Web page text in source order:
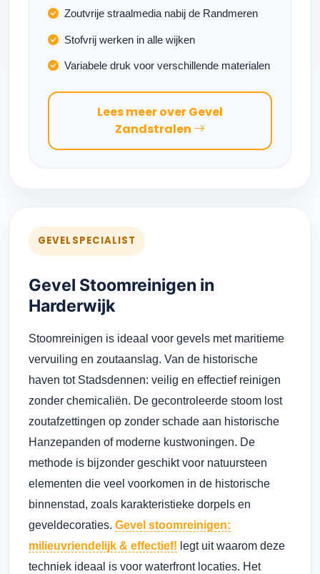
Zoutvrije straalmedia nabij de Randmeren
Stofvrij werken in alle wijken
Variabele druk voor verschillende materialen
Lees meer over Gevel
Zandstralen
GEVELSPECIALIST
Gevel Stoomreinigen in
Harderwijk
Stoomreinigen is ideaal voor gevels met maritieme
vervuiling en zoutaanslag. Van de historische
haven tot Stadsdennen: veilig en effectief reinigen
zonder chemicaliën. De gecontroleerde stoom lost
zoutafzettingen op zonder schade aan historische
Hanzepanden of moderne kustwoningen. De
methode is bijzonder geschikt voor natuursteen
elementen die veel voorkomen in de historische
binnenstad, zoals karakteristieke dorpels en
geveldecoraties.Gevel stoomreinigen:
milieuvriendelijk & effectief! legt uit waarom deze
techniek ideaal is voor waterfront locaties. Het